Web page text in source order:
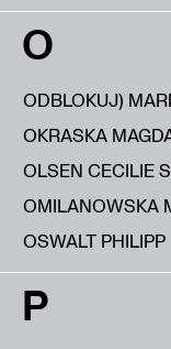
O
ODBLOKUJ)
OKRASKA
OLSEN CECILIE
OMILANOWSKA
OSWALT PHILIPP
P